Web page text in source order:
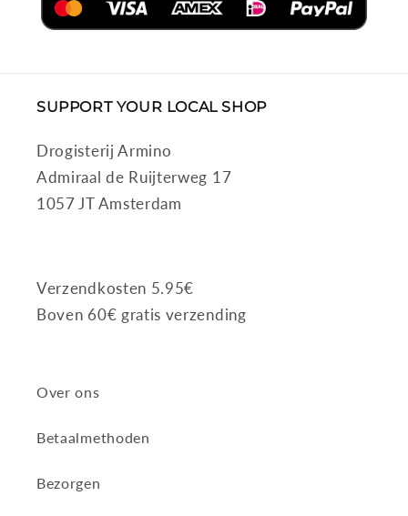
SUPPORT YOUR LOCAL SHOP
Drogisterij Armino
Admiraal de Ruijterweg 17
1057 JT Amsterdam
Verzendkosten 5.95€
Boven 60€ gratis verzending
Over ons
Betaalmethoden
Bezorgen